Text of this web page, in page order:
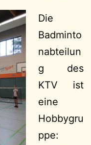
Die
Badminto
nabteilun
g des
KTV ist
eine
Hobbygru
ppe: